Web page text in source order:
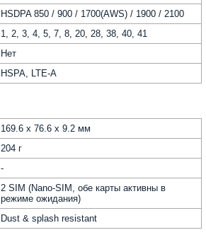
HSDPA 850 / 900 / 1700(AWS) / 1900 / 2100
1, 2, 3, 4, 5, 7, 8, 20, 28, 38, 40, 41
Нет
HSPA, LTE-A
169.6 x 76.6 x 9.2 мм
204 г
-
2 SIM (Nano-SIM, обе карты активны в
режиме ожидания)
Dust & splash resistant